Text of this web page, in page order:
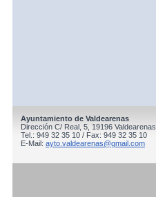
Ayuntamiento de Valdearenas
Dirección C/ Real, 5, 19196 Valdearenas
Tel.: 949 32 35 10 / Fax: 949 32 35 10
E-Mail: ayto.valdearenas@gmail.com